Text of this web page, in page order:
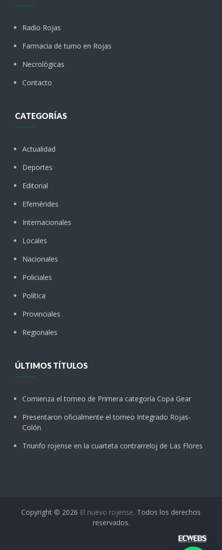
Radio Rojas
Farmacia de turno en Rojas
Necrológicas
Contacto
CATEGORÍAS
Actualidad
Deportes
Editorial
Efemérides
Internacionales
Locales
Nacionales
Policiales
Política
Provinciales
Regionales
ÚLTIMOS TÍTULOS
Comienza el torneo de Primera categoría Copa Gear
Presentaron oficialmente el torneo Integrado Rojas-
Colón
Triunfo rojense en la cuarteta contrarreloj de Las Flores
Copyright © 2026 El nuevo rojense. Todos los derechos
reservados.